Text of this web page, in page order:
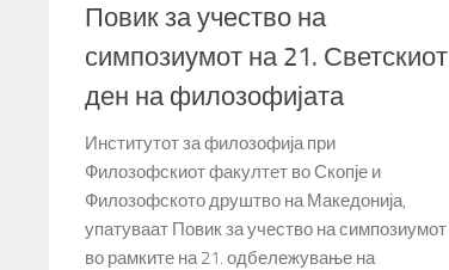
Повик за учество на
симпозиумот на 21. Светскиот
ден на филозофијата
Институтот за филозофија при
Филозофскиот факултет во Скопје и
Филозофското друштво на Македонија,
упатуваат Повик за учество на симпозиумот
во рамките на 21. одбележување на